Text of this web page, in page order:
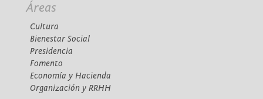
Áreas
Cultura
Bienestar Social
Presidencia
Fomento
Economía y Hacienda
Organización y RRHH